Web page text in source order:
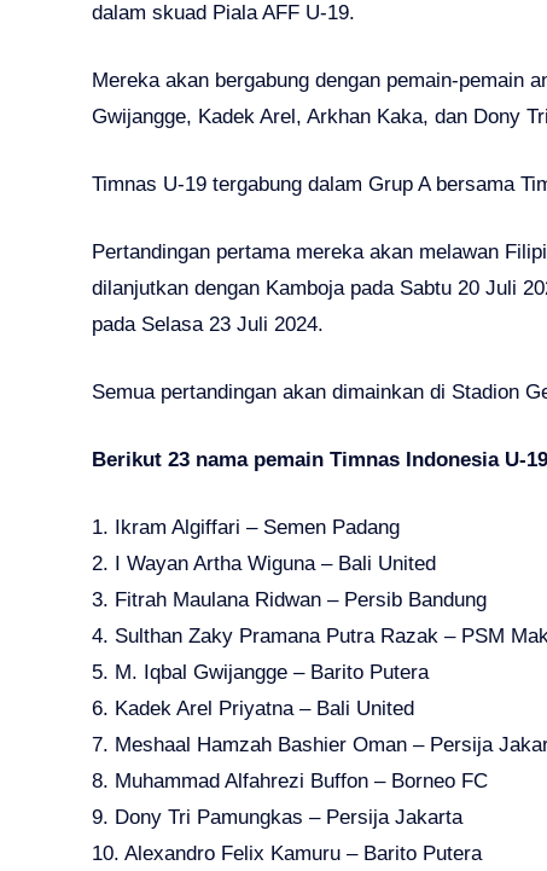
dalam skuad Piala AFF U-19.
Mereka akan bergabung dengan pemain-pemain
Gwijangge, Kadek Arel, Arkhan Kaka, dan Dony
Timnas U-19 tergabung dalam Grup A bersama
Pertandingan pertama mereka akan melawan
dilanjutkan dengan Kamboja pada Sabtu 20 Juli
pada Selasa 23 Juli 2024.
Semua pertandingan akan dimainkan di Stadion
Berikut 23 nama pemain Timnas Indonesia U-
1. Ikram Algiffari – Semen Padang
2. I Wayan Artha Wiguna – Bali United
3. Fitrah Maulana Ridwan – Persib Bandung
4. Sulthan Zaky Pramana Putra Razak – PSM
5. M. Iqbal Gwijangge – Barito Putera
6. Kadek Arel Priyatna – Bali United
7. Meshaal Hamzah Bashier Oman – Persija
8. Muhammad Alfahrezi Buffon – Borneo FC
9. Dony Tri Pamungkas – Persija Jakarta
10. Alexandro Felix Kamuru – Barito Putera